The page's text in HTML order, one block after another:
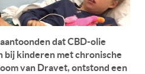
dat CBD-olie
kinderen met chronische
van Dravet, ontstond een